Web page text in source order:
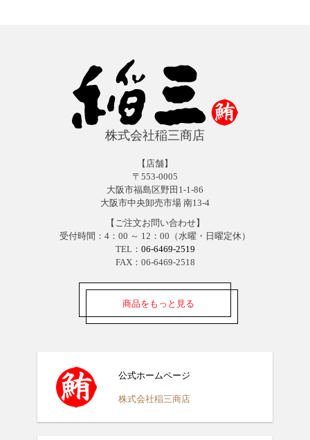
株式会社稲三商店
【店舗】
〒553-0005
大阪市福島区野田1-1-86
大阪市中央卸売市場 南13-4
【ご注文お問い合わせ】
受付時間：4：00 ～ 12：00（水曜・日曜定休）
TEL： 06-6469-2519
FAX：06-6469-2518
商品をもっと見る
公式ホームページ
株式会社稲三商店